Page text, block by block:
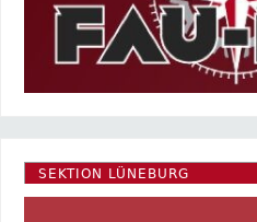
SEKTION LÜNEBURG